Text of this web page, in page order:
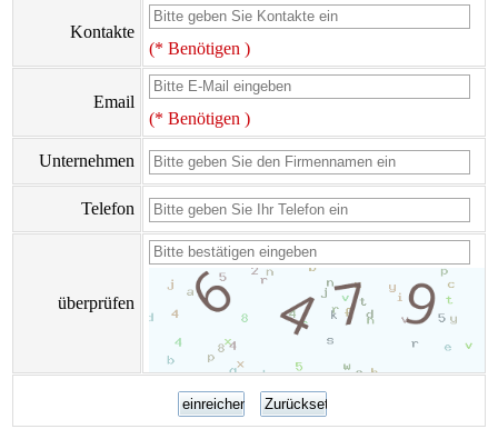
Kontakte
(* Benötigen )
Email
(* Benötigen )
Unternehmen
Telefon
überprüfen